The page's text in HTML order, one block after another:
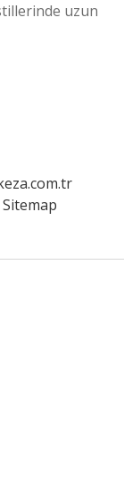
uzun
Sitemap